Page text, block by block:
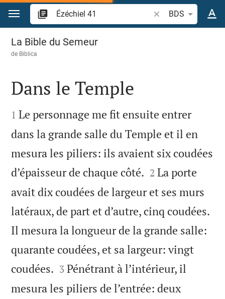
Aller vers contenu
Recherche d'un
BDS
Ézéchiel 41
La Bible du Semeur
de Biblica

Dans le Temple

1 Le personnage me fit ensuite entrer
dans la grande salle du Temple et il en
mesura les piliers: ils avaient six coudées
d’épaisseur de chaque côté. 

2 La porte
avait dix coudées de largeur et ses murs
latéraux, de part et d’autre, cinq coudées.
Il mesura la longueur de la grande salle:
quarante coudées, et sa largeur: vingt
coudées. 

3 Pénétrant à l’intérieur, il
mesura les piliers de l’entrée: deux